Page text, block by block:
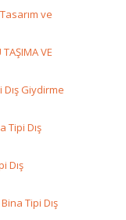
ve
VE
Dış Giydirme
Tipi Dış
Dış
Tipi Dış